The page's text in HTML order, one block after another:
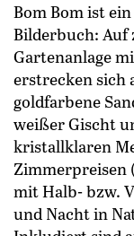
Bom Bom ist
Bilderbuch: Auf
Gartenanlage
erstrecken sich
goldfarbene
weißer Gischt
kristallklaren
Zimmerpreisen
mit Halb- bzw.
und Nacht in